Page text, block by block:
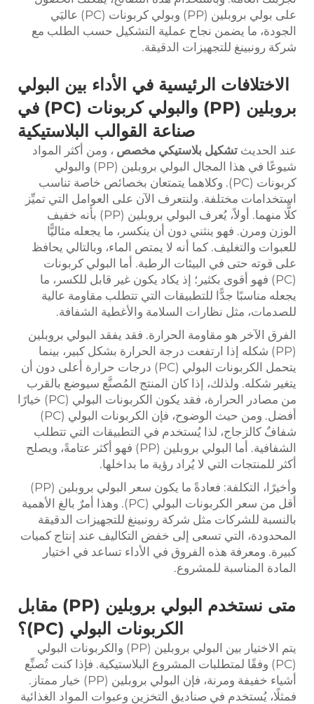
على بولي بروبلين (PP) وبولي كربونات (PC) عاليَي
الجودة، ما يضمن نجاح عملية التشكيل حسب الطلب مع
شركة رونبينغ للتجهيزات الدقيقة.
الاختلافات الرئيسية في الأداء بين البولي
بروبلين (PP) والبولي كربونات (PC) في
صناعة القوالب البلاستيكية
عند الحديثتشكيل بلاستيكي مخصص، ومن أكثر المواد
شيوعًا في هذا المجال البولي بروبلين (PP) والبولي
كربونات (PC). وكلاهما يتمتعان بخصائص خاصة تناسب
استخدامات مختلفة. ولنتعرف الآن على العوامل التي تميِّز
كلًّا منهما. أولاً، يُعرف البولي بروبلين (PP) بأنه خفيف
الوزن ومرن. فهو ينثني دون أن ينكسر، ما يجعله مثاليًّا
للعبوات والتغليف. كما أنه لا يمتص الماء، وبالتالي يحافظ
على قوته حتى في البيئات الرطبة. أما البولي كربونات
(PC) فهو أقوى بكثير؛ إذ يكاد يكون غير قابل للكسر، ما
يجعله مناسبًا جدًّا للتطبيقات التي تتطلب مقاومة عالية
للصدمات، مثل نظارات السلامة والأغطية الشفافة.
الفرق الآخر هو مقاومة الحرارة. فقد يفقد البولي بروبلين
(PP) شكله إذا ارتفعت درجة الحرارة بشكل كبير، بينما
يتحمل الكربونات البولي (PC) درجات حرارة أعلى دون أن
يتغير شكله. ولذلك، إذا كان المنتج المُصنَّع سيوضع بالقرب
من مصادر الحرارة، فقد يكون الكربونات البولي (PC) خيارًا
أفضل. ومن حيث الوضوح، فإن الكربونات البولي (PC)
شفافٌ كالزجاج، لذا يُستخدم في التطبيقات التي تتطلب
الشفافية. أما البولي بروبلين (PP) فهو أكثر عتامةً، ويصلح
أكثر للمنتجات التي لا يُراد رؤية ما بداخلها.
وأخيرًا، التكلفة: فعادةً ما يكون سعر البولي بروبلين (PP)
أقل من سعر الكربونات البولي (PC). وهذا أمرٌ بالغ الأهمية
بالنسبة للشركات مثل شركة رونبينغ للتجهيزات الدقيقة
المحدودة، التي تسعى إلى خفض التكاليف عند إنتاج كميات
كبيرة. ومعرفة هذه الفروق في الأداء تساعد في اختيار
المادة المناسبة للمشروع.
متى نستخدم البولي بروبلين (PP) مقابل
الكربونات البولي (PC)؟
يتم الاختيار بين البولي بروبلين (PP) والكربونات البولي
(PC) وفقًا لمتطلبات المشروع البلاستيكية. فإذا كنت تُصنِّع
أشياء خفيفة ومرنة، فإن البولي بروبلين (PP) خيار ممتاز.
فمثلًا، يُستخدم في صناديق التخزين وعبوات المواد الغذائية